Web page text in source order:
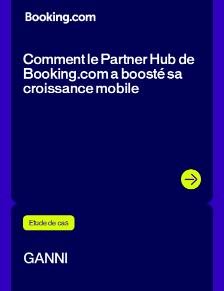
Comment le Partner Hub de
Booking.com a boosté sa
croissance mobile
Etude de cas